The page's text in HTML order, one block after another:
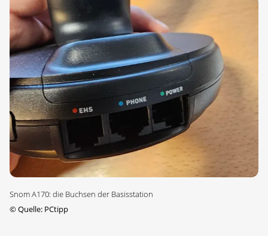
Snom A170: die Buchsen der Basisstation
©Quelle: PCtipp